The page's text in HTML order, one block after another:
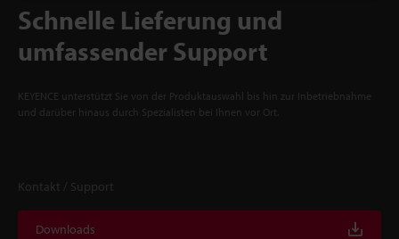
Schnelle Lieferung und
umfassender Support
KEYENCE unterstützt Sie von der Produktauswahl bis hin zur Inbetriebnahme
und darüber hinaus durch Spezialisten bei Ihnen vor Ort.
Kontakt / Support
Downloads